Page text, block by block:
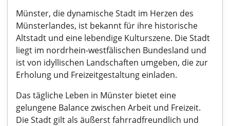
Münster, die dynamische Stadt im Herzen des
Münsterlandes, ist bekannt für ihre historische
Altstadt und eine lebendige Kulturszene. Die Stadt
liegt im nordrhein-westfälischen Bundesland und
ist von idyllischen Landschaften umgeben, die zur
Erholung und Freizeitgestaltung einladen.
Das tägliche Leben in Münster bietet eine
gelungene Balance zwischen Arbeit und Freizeit.
Die Stadt gilt als äußerst fahrradfreundlich und